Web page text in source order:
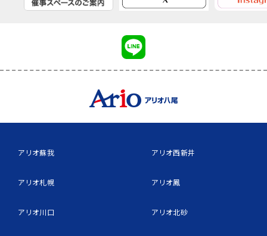
アリオ蘇我
アリオ札幌
アリオ川口
アリオ西新井
アリオ鳳
アリオ北砂